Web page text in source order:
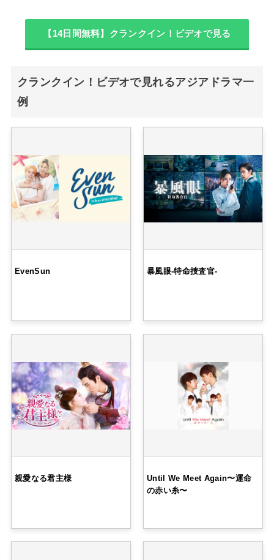
【14日間無料】クランクイン！ビデオで見る
クランクイン！ビデオで見れるアジアドラマ一
例
EvenSun 暴風眼-特命捜査官-
親愛なる君主様
Until We Meet Again〜運命
の赤い糸〜